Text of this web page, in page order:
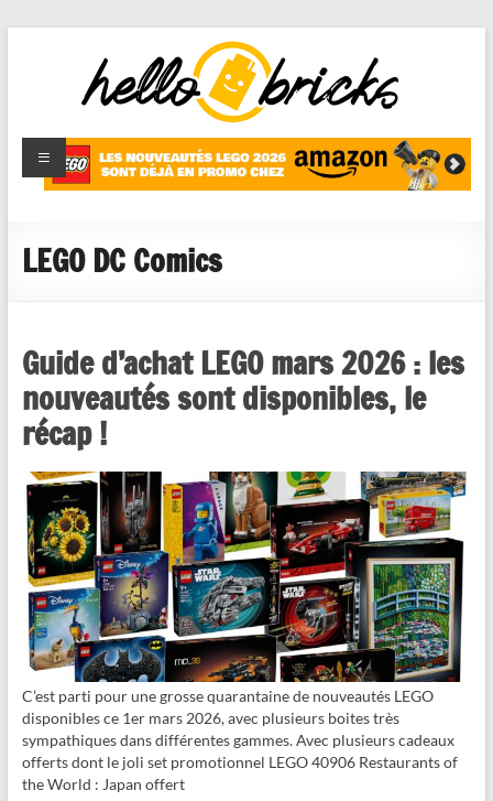
HelloBricks
Blog LEGO,
nouveaut�s
reviews
LEGO DC Comics
Guide d’achat LEGO mars 2026 : les
nouveautés sont disponibles, le
récap !
C’est parti pour une grosse quarantaine de nouveautés LEGO
disponibles ce 1er mars 2026, avec plusieurs boites très
sympathiques dans différentes gammes. Avec plusieurs cadeaux
offerts dont le joli set promotionnel LEGO 40906 Restaurants of
the World : Japan offert